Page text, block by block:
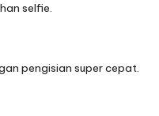
selfie.
pengisian super cepat.